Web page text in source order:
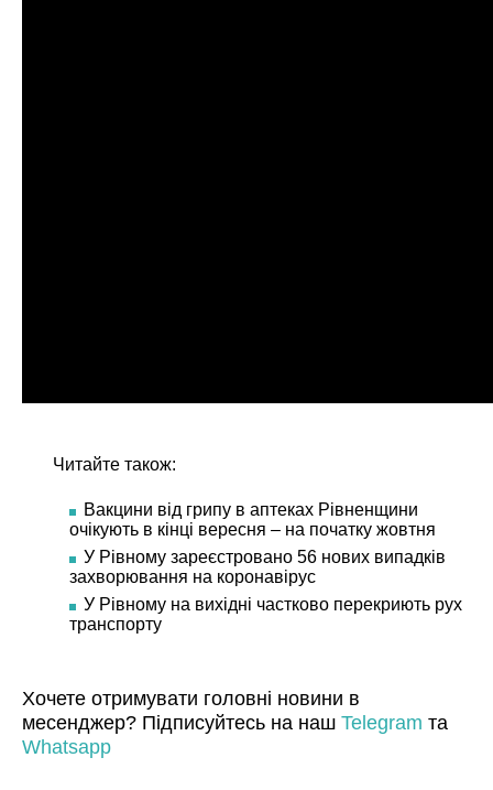
Читайте також:
Вакцини від грипу в аптеках Рівненщини
очікують в кінці вересня – на початку жовтня
У Рівному зареєстровано 56 нових випадків
захворювання на коронавірус
У Рівному на вихідні частково перекриють рух
транспорту
Хочете отримувати головні новини в
месенджер? Підписуйтесь на наш Telegram та
Whatsapp